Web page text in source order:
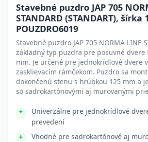
Stavebné puzdro JAP 705
STANDARD (STANDART), šírka
POUZDRO6019
Stavebné puzdro JAP 705 NORMA LINE
základný typ puzdra pre posuvné dvere
mm. Je určené pre jednokrídlové dvere
zasklievacím rámčekom. Puzdro sa
dokončenú stenu s hrúbkou 125 mm a
so sadrokartónovými aj murovanými
Univerzálne pre jednokrídlové
prevedení
Vhodné pre sadrokartónové aj